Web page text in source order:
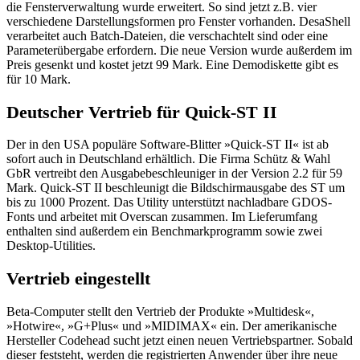
die Fensterverwaltung wurde erweitert. So sind jetzt z.B. vier
verschiedene Darstellungsformen pro Fenster vorhanden. DesaShell
verarbeitet auch Batch-Dateien, die verschachtelt sind oder eine
Parameterübergabe erfordern. Die neue Version wurde außerdem im
Preis gesenkt und kostet jetzt 99 Mark. Eine Demodiskette gibt es
für 10 Mark.
Deutscher Vertrieb für Quick-ST II
Der in den USA populäre Software-Blitter »Quick-ST II« ist ab
sofort auch in Deutschland erhältlich. Die Firma Schütz & Wahl
GbR vertreibt den Ausgabebeschleuniger in der Version 2.2 für 59
Mark. Quick-ST II beschleunigt die Bildschirmausgabe des ST um
bis zu 1000 Prozent. Das Utility unterstützt nachladbare GDOS-
Fonts und arbeitet mit Overscan zusammen. Im Lieferumfang
enthalten sind außerdem ein Benchmarkprogramm sowie zwei
Desktop-Utilities.
Vertrieb eingestellt
Beta-Computer stellt den Vertrieb der Produkte »Multidesk«,
»Hotwire«, »G+Plus« und »MIDIMAX« ein. Der amerikanische
Hersteller Codehead sucht jetzt einen neuen Vertriebspartner. Sobald
dieser feststeht, werden die registrierten Anwender über ihre neue